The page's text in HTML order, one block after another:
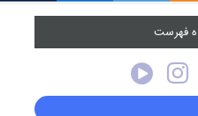
فهرست